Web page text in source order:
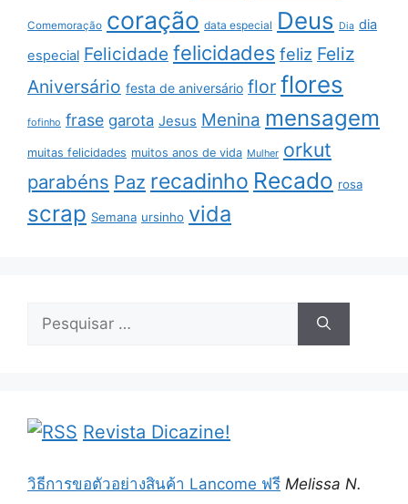
Comemoração coração data especial Deus Dia dia
especial Felicidade felicidades feliz Feliz
Aniversário festa de aniversário flor flores
fofinho frase garota Jesus Menina mensagem
muitas felicidades muitos anos de vida Mulher orkut
parabéns Paz recadinho Recado rosa
scrap Semana ursinho vida
por:
Revista Dicazine!
วิธีการขอตัวอย่างสินค้า Lancome ฟรี Melissa N.